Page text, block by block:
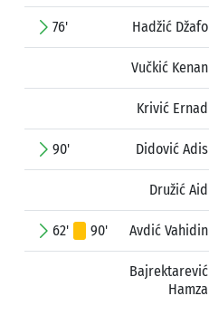
76' Hadžić Džafo
Vučkić Kenan
Krivić Ernad
90' Didović Adis
Družić Aid
62' 90' Avdić Vahidin
Bajrektarević
Hamza